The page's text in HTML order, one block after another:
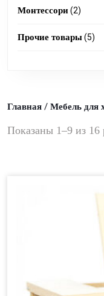
product
Монтессори 22
Прочие товары 55
Главная / Мебель для
Показаны 1–9 из 16